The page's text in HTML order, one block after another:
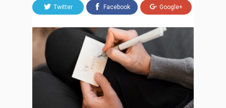
Twitter Facebook Google+